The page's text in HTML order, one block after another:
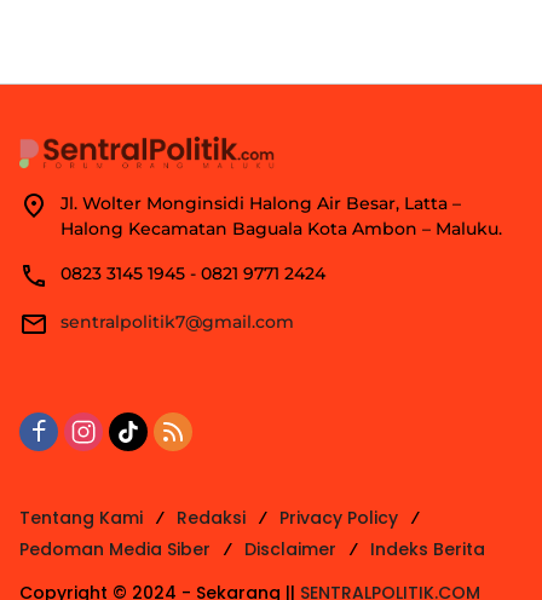
Jl. Wolter Monginsidi Halong Air Besar, Latta –
Halong Kecamatan Baguala Kota Ambon – Maluku.
0823 3145 1945 - 0821 9771 2424
sentralpolitik7@gmail.com
Tentang Kami Redaksi
Privacy Policy
Pedoman Media Siber
Disclaimer
Indeks Berita
Copyright © 2024 - Sekarang || SENTRALPOLITIK.COM